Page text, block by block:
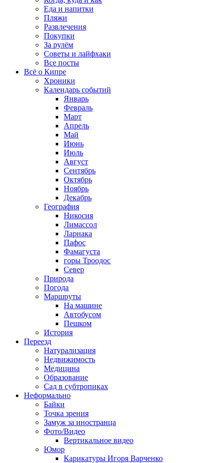
Еда и напитки
Пляжи
Развлечения
Покупки
За рулём
Советы и лайфхаки
Все посты
Всё о Кипре
Хроники
Календарь событий
Январь
Февраль
Март
Апрель
Май
Июнь
Июль
Август
Сентябрь
Октябрь
Ноябрь
Декабрь
География
Никосия
Лимассол
Ларнака
Пафос
Фамагуста
горы Троодос
Север
Природа
Погода
Маршруты
На машине
Автобусом
Пешком
История
Переезд
Натурализация
Недвижимость
Медицина
Образование
Сад в субтропиках
Неформально
Байки
Точка зрения
Замуж за иностранца
Фото/Видео
Вертикальное видео
Юмор
Карикатуры Игоря Варченко